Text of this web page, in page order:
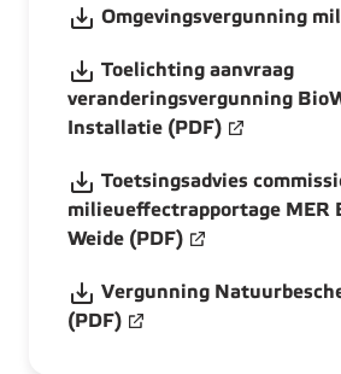
Omgevingsvergunning
Toelichting aanvraag
veranderingsvergunning
Installatie (PDF)
Toetsingsadvies
milieueffectrapportage MER
Weide (PDF)
Vergunning
(PDF)